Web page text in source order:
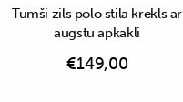
Tumši zils polo stila krekls ar
augstu apkakli
€149,00